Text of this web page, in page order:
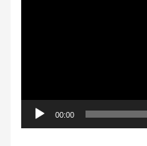
00:00